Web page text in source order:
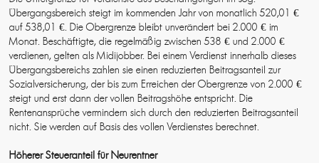
Übergangsbereich steigt im kommenden Jahr von monatlich 520,01 €
auf 538,01 €. Die Obergrenze bleibt unverändert bei 2.000 € im
Monat. Beschäftigte, die regelmäßig zwischen 538 € und 2.000 €
verdienen, gelten als Midijobber. Bei einem Verdienst innerhalb dieses
Übergangsbereichs zahlen sie einen reduzierten Beitragsanteil zur
Sozialversicherung, der bis zum Erreichen der Obergrenze von 2.000 €
steigt und erst dann der vollen Beitragshöhe entspricht. Die
Rentenansprüche vermindern sich durch den reduzierten Beitragsanteil
nicht. Sie werden auf Basis des vollen Verdienstes berechnet.
Höherer Steueranteil für Neurentner